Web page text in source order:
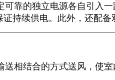
的独立电源各自引入一
持续供电。此外，还配备
结合的方式送风，使室